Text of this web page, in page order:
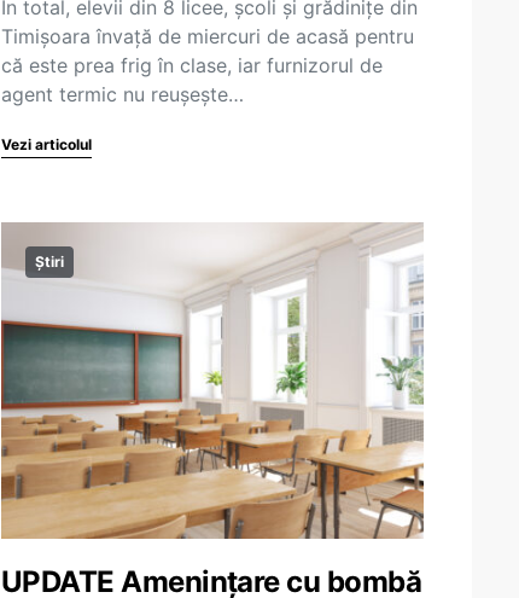
În total, elevii din 8 licee, școli și grădinițe din
Timișoara învață de miercuri de acasă pentru
că este prea frig în clase, iar furnizorul de
agent termic nu reușește…
Vezi articolul
Știri
UPDATE Amenințare cu bombă